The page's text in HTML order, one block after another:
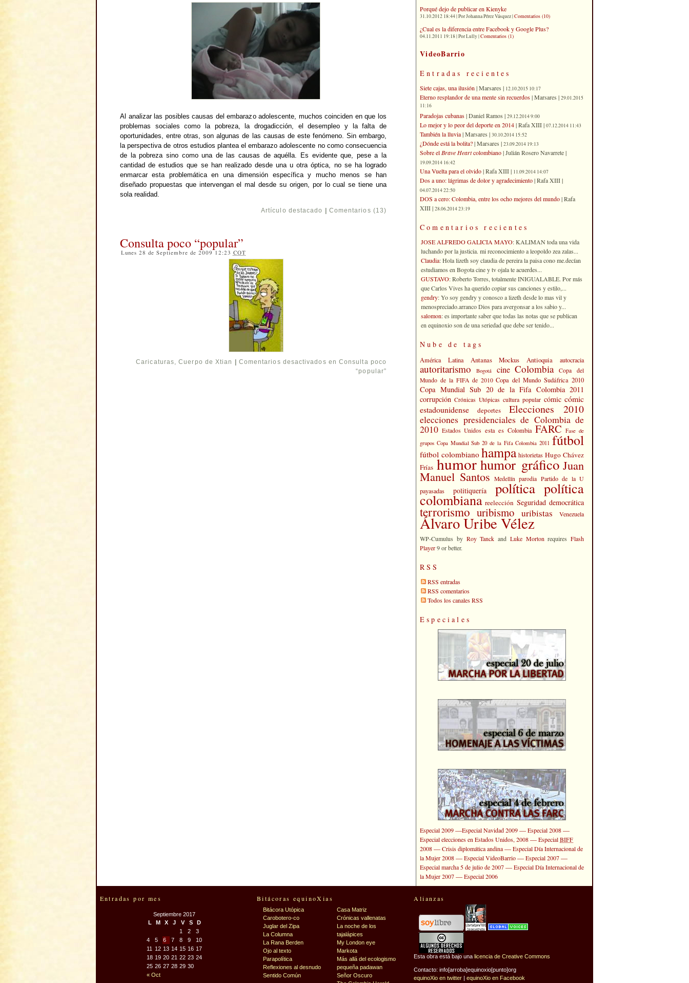
Al analizar las posibles causas del embarazo adolescente, muchos coinciden en que los
problemas sociales como la pobreza, la drogadicción, el desempleo y la falta de
oportunidades, entre otras, son algunas de las causas de este fenómeno. Sin embargo,
la perspectiva de otros estudios plantea el embarazo adolescente no como consecuencia
de la pobreza sino como una de las causas de aquélla. Es evidente que, pese a la
cantidad de estudios que se han realizado desde una u otra óptica, no se ha logrado
enmarcar esta problemática en una dimensión específica y mucho menos se han
diseñado propuestas que intervengan el mal desde su origen, por lo cual se tiene una
sola realidad.
Artículo destacado Comentarios (13)
Consulta poco “popular”
Lunes 28 de Septiembre de 2009 12:23 COT
Caricaturas,Cuerpo de Xtian Comentarios desactivados en Consulta poco
“popular”
Porqué dejo de publicar en Kienyke
31.10.2012 18:44 | Por Johanna Pérez Vásquez |Comentarios (10)
¿Cual es la diferencia entre Facebook y Google Plus?
04.11.2011 19:18 | Por Lully |Comentarios (1)
VideoBarrio
Entradas recientes
Siete cajas, una ilusión | Marsares | 12.10.2015 10:17
Eterno resplandor de una mente sin recuerdos| Marsares | 29.01.2015
11:16
Paradojas cubanas| Daniel Ramos | 29.12.2014 9:00
Lo mejor y lo peor del deporte en 2014| Rafa XIII | 07.12.2014 11:43
También la lluvia| Marsares | 30.10.2014 15:52
¿Dónde está la bolita?| Marsares | 23.09.2014 19:13
Sobre el Brave Heartcolombiano| Julián Rosero Navarrete |
19.09.2014 16:42
Una Vuelta para el olvido| Rafa XIII | 11.09.2014 14:07
Dos a uno: lágrimas de dolor y agradecimiento| Rafa XIII |
04.07.2014 22:50
DOS a cero: Colombia, entre los ocho mejores del mundo| Rafa
XIII | 28.06.2014 23:19
Comentarios recientes
JOSE ALFREDO GALICIA MAYO: KALIMAN toda una vida
luchando por la justicia. mi reconocimiento a leopoldo zea zalas...
Claudia: Hola lizeth soy claudia de pereira la paisa cono me.decían
estudiamos en Bogota cine y tv ojala te acuerdes...
GUSTAVO: Roberto Torres, totalmente INIGUALABLE. Por más
que Carlos Vives ha querido copiar sus canciones y estilo,...
gendry: Yo soy gendry y conosco a lizeth desde lo mas vil y
menospreciado.arranco Dios para avergonsar a los sabio y...
salomon: es importante saber que todas las notas que se publican
en equinoxio son de una seriedad que debe ser tenido...
Nube de tags
América Latina Antanas Mockus Antioquia autocracia
autoritarismo Bogotá cine Colombia
Copa del
Mundo de la FIFA de 2010 Copa del Mundo Sudáfrica 2010
Copa Mundial Sub 20 de la Fifa Colombia 2011
corrupción Crónicas Utópicas cultura popular cómic cómic
estadounidense
deportes Elecciones 2010
elecciones presidenciales de Colombia de
2010 Estados Unidos esta es Colombia FARC Fase de
grupos Copa Mundial Sub 20 de la Fifa Colombia 2011 fútbol
fútbol colombiano hampa historietas Hugo Chávez
Frías humorhumor gráfico Juan
Manuel Santos Medellín parodia Partido de la U
payasadas
politiquería política política
colombiana reelección Seguridad democrática
terrorismo uribismo uribistas Venezuela
Álvaro Uribe Vélez
WP-Cumulus by Roy Tanck and Luke Morton requires Flash
Player9 or better.
RSS
RSS entradas
RSS comentarios
Todos los canales RSS
Especiales
Especial 2009—Especial Navidad 2009—Especial 2008—
Especial elecciones en Estados Unidos, 2008—EspecialBIFF
2008—Crisis diplomática andina—Especial Día Internacional de
la Mujer 2008—Especial VideoBarrio—Especial 2007—
Especial marcha 5 de julio de 2007—Especial Día Internacional de
la Mujer 2007—Especial 2006
Entradas por mes
Septiembre 2017
L
M X J V S D
« Oct
1 2
3
4
5 6 7 8 9
10
11
12 13 14 15 16 17
18 19 20 21 22 23 24
25 26 27 28 29 30
Bitácoras equinoXias
Bitácora Utópica
Carobotero-co
Juglar del Zipa
La Columna
La Rana Berden
Ojo al texto
Parapolítica
Reflexiones al desnudo
Sentido Común
Casa Matriz
Crónicas vallenatas
La noche de los
tajalápices
My London eye
Markota
Más allá del ecologismo
pequeña padawan
Señor Oscuro
Alianzas
Esta obra está bajo una licencia de Creative Commons
Contacto: info[arroba]equinoxio[punto]org
equinoXio en twitter |equinoXio en Facebook